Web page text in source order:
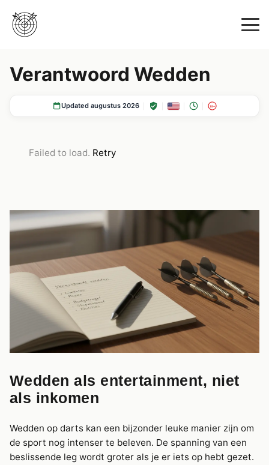
Verantwoord Wedden
Updated augustus 2026 18+
Failed to load. Retry
Wedden als entertainment, niet
als inkomen
Wedden op darts kan een bijzonder leuke manier zijn om
de sport nog intenser te beleven. De spanning van een
beslissende leg wordt groter als je er iets op hebt gezet.